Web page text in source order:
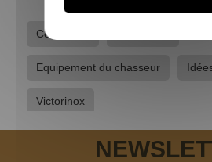
Coutellerie
Equipement du chasseur
Victorinox